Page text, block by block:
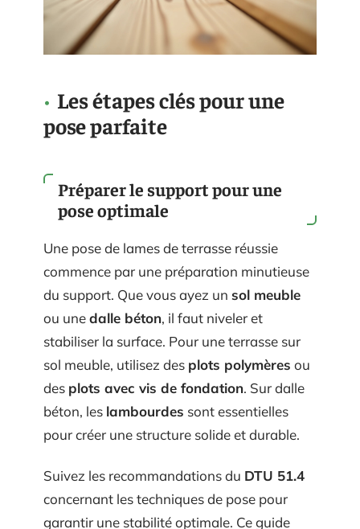
Les étapes clés pour une
pose parfaite
Préparer le support pour une
pose optimale
Une pose de lames de terrasse réussie
commence par une préparation minutieuse
du support. Que vous ayez un sol meuble
ou unedalle béton, il faut niveler et
stabiliser la surface. Pour une terrasse sur
sol meuble, utilisez des plots polymères ou
des plots avec vis de fondation. Sur dalle
béton, les lambourdes sont essentielles
pour créer une structure solide et durable.
Suivez les recommandations du DTU 51.4
concernant les techniques de pose pour
garantir une stabilité optimale. Ce guide